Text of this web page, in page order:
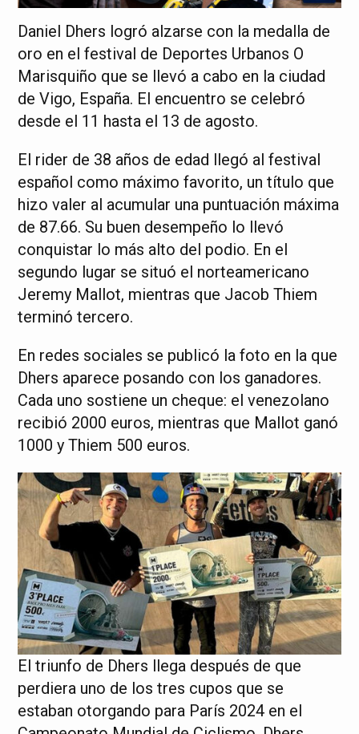
Daniel Dhers logró alzarse con la medalla de
oro en el festival de Deportes Urbanos O
Marisquiño que se llevó a cabo en la ciudad
de Vigo, España. El encuentro se celebró
desde el 11 hasta el 13 de agosto.
El rider de 38 años de edad llegó al festival
español como máximo favorito, un título que
hizo valer al acumular una puntuación máxima
de 87.66. Su buen desempeño lo llevó
conquistar lo más alto del podio. En el
segundo lugar se situó el norteamericano
Jeremy Mallot, mientras que Jacob Thiem
terminó tercero.
En redes sociales se publicó la foto en la que
Dhers aparece posando con los ganadores.
Cada uno sostiene un cheque: el venezolano
recibió 2000 euros, mientras que Mallot ganó
1000 y Thiem 500 euros.
El triunfo de Dhers llega después de que
perdiera uno de los tres cupos que se
estaban otorgando para París 2024 en el